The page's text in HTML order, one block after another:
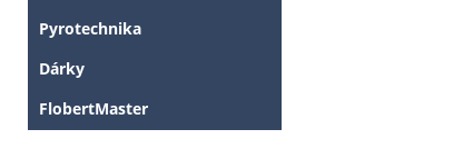
Pyrotechnika
Dárky
FlobertMaster